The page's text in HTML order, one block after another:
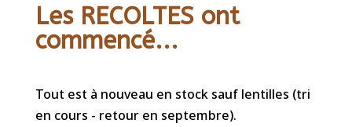
Les RECOLTES ont
commencé...
Tout est à nouveau en stock sauf lentilles (tri
en cours - retour en septembre).